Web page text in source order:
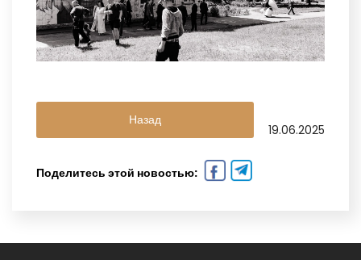
Назад
19.06.2025
Поделитесь этой новостью: